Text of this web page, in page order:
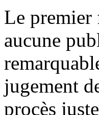
Le premier
aucune
jugement
procès